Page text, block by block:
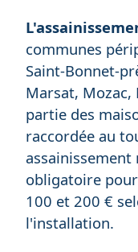
communes
Saint-Bonnet-
Marsat,
partie des
raccordée au
obligatoire
100 et 200 €
l'installation.